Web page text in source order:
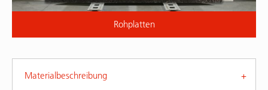
Rohplatten
Materialbeschreibung